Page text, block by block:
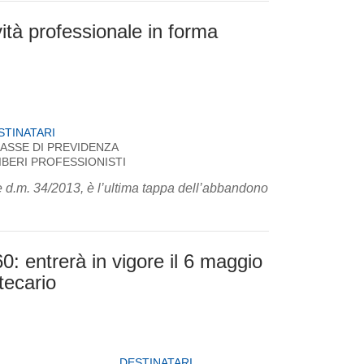
professionale in forma
DI PREVIDENZA
PROFESSIONISTI
34/2013, è l’ultima tappa dell’abbandono
entrerà in vigore il 6 maggio